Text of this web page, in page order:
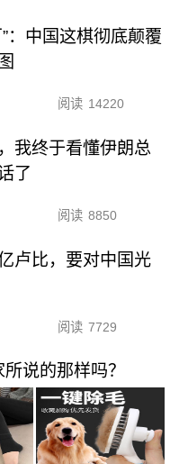
：中国这棋彻底颠覆
阅读 14220
我终于看懂伊朗总
了
阅读 8850
卢比，要对中国光
阅读 7729
说的那样吗？